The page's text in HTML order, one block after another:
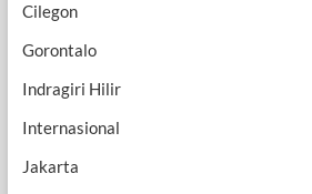
Cilegon
Gorontalo
Indragiri Hilir
Internasional
Jakarta